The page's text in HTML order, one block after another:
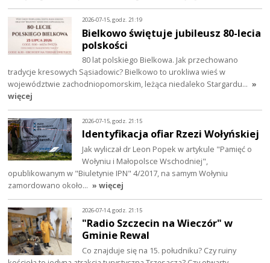
2026-07-15, godz. 21:19
Bielkowo świętuje jubileusz 80-lecia
polskości
80 lat polskiego Bielkowa. Jak przechowano
tradycje kresowych Sąsiadowic? Bielkowo to urokliwa wieś w
województwie zachodniopomorskim, leżąca niedaleko Stargardu… »
więcej
2026-07-15, godz. 21:15
Identyfikacja ofiar Rzezi Wołyńskiej
Jak wyliczał dr Leon Popek w artykule "Pamięć o
Wołyniu i Małopolsce Wschodniej",
opublikowanym w "Biuletynie IPN" 4/2017, na samym Wołyniu
zamordowano około… » więcej
2026-07-14, godz. 21:15
"Radio Szczecin na Wieczór" w
Gminie Rewal
Co znajduje się na 15. południku? Czy ruiny